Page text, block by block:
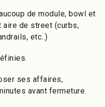
de module, bowl et
aire de street (curbs,
etc..)
ses affaires,
avant fermeture.